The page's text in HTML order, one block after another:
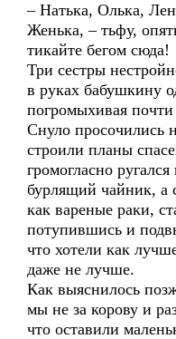
– Натька, Олька,
Женька, – тьфу,
тикайте бегом сюда!
Три сестры
в руках бабушкину
погромыхивая
Снуло просочились
строили планы
громогласно
бурлящий чайник, а
как вареные раки,
потупившись и
что хотели как
даже не лучше.
Как выяснилось
мы не за корову и
что оставили